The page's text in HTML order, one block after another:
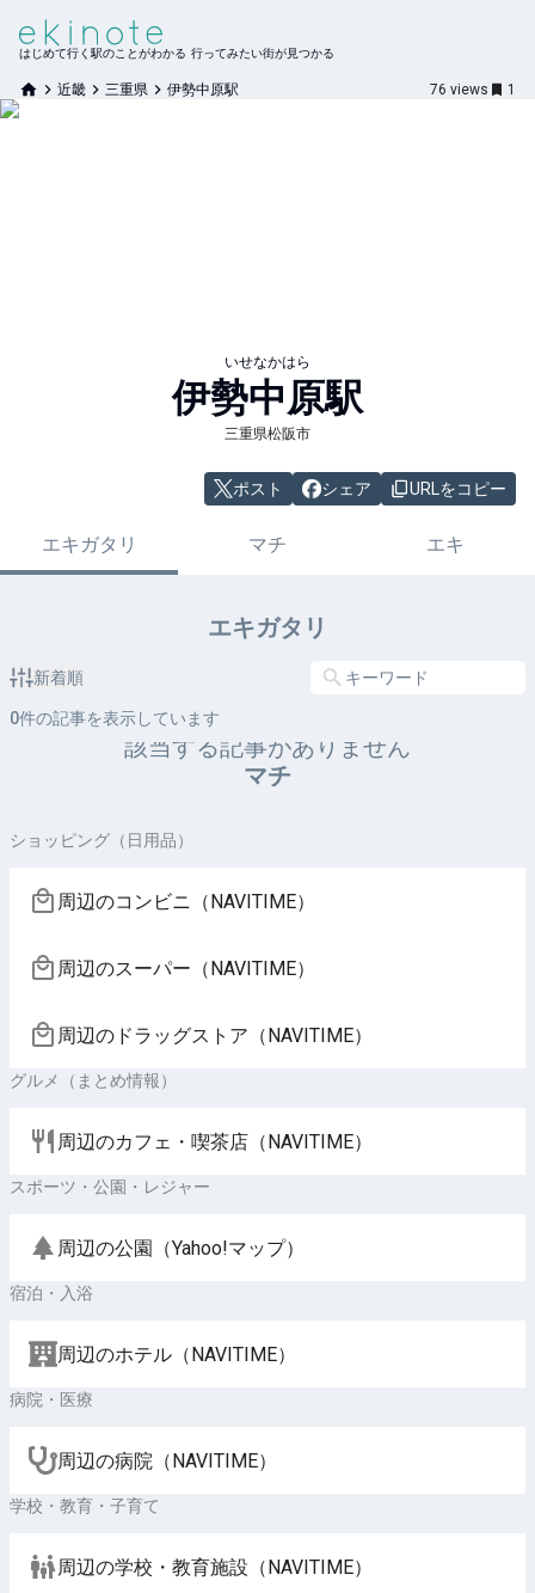
はじめて行く駅のことがわかる 行ってみたい街が見つかる
近畿 三重県 伊勢中原駅 76 views 1
いせなかはら
伊勢中原駅
三重県松阪市
ポスト シェア URLをコピー
エキガタリ マチ エキ
エキガタリ
新着順
0件の記事を表示しています
該当する記事がありません
マチ
ショッピング（日用品）
周辺のコンビニ（NAVITIME）
周辺のスーパー（NAVITIME）
周辺のドラッグストア（NAVITIME）
グルメ（まとめ情報）
周辺のカフェ・喫茶店（NAVITIME）
スポーツ・公園・レジャー
周辺の公園（Yahoo!マップ）
宿泊・入浴
周辺のホテル（NAVITIME）
病院・医療
周辺の病院（NAVITIME）
学校・教育・子育て
周辺の学校・教育施設（NAVITIME）